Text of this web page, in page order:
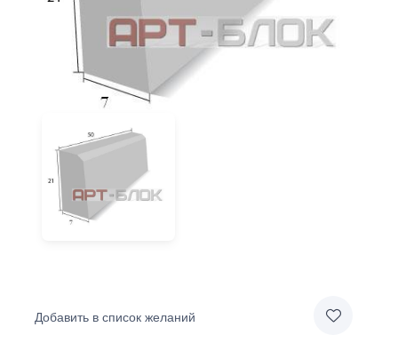
Добавить в список желаний